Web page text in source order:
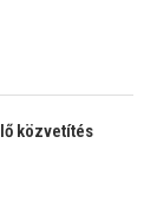
közvetítés